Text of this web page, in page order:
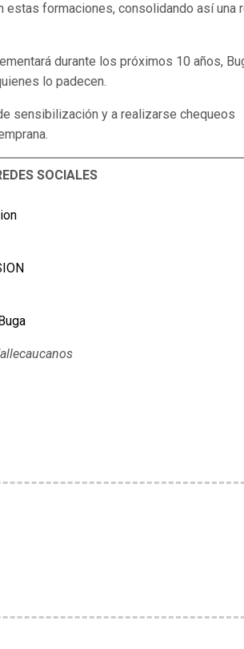
formaciones, consolidando así una
durante los próximos 10 años,
lo padecen.
sensibilización y a realizarse chequeos
SOCIALES